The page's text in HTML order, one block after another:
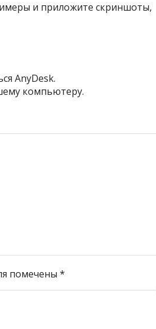
и приложите скриншоты,
AnyDesk.
компьютеру.
помечены *